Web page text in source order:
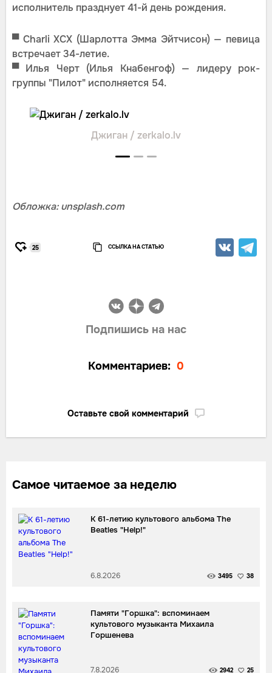
исполнитель празднует 41-й день рождения.
▀Charli XCX (Шарлотта Эмма Эйтчисон) — певица
встречает 34-летие.
▀Илья Черт (Илья Кнабенгоф) — лидеру рок-
группы "Пилот" исполняется 54.
Джиган / zerkalo.lv
Обложка: unsplash.com
25 ССЫЛКА НА СТАТЬЮ
Подпишись на нас
Комментариев: 0
Оставьте свой комментарий
Самое читаемое за неделю
К 61-летию культового альбома The
Beatles "Help!"
6.8.2026 3495 38
Памяти "Горшка": вспоминаем
культового музыканта Михаила
Горшенева
7.8.2026 2942 25